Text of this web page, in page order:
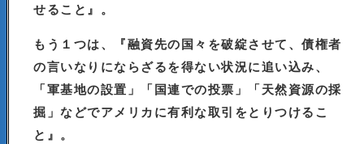
せること』。
もう１つは、『融資先の国々を破綻させて、債権者
の言いなりにならざるを得ない状況に追い込み、
「軍基地の設置」「国連での投票」「天然資源の採
掘」などでアメリカに有利な取引をとりつけるこ
と』。